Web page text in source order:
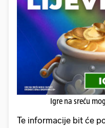
Igre na sreću
Te informacije bit će